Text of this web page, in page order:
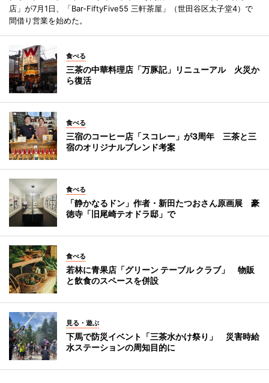
店」が7月1日、「Bar-FiftyFive55 三軒茶屋」（世田谷区太子堂4）で
間借り営業を始めた。
食べる
三茶の中華料理店「万豚記」リニューアル 火災か
ら復活
食べる
三宿のコーヒー店「スコレー」が3周年 三茶と三
宿のオリジナルブレンド考案
食べる
「静かなるドン」作者・新田たつおさん原画展 豪
徳寺「旧尾崎テオドラ邸」で
食べる
若林に青果店「グリーン テーブル クラブ」 物販
と飲食のスペースを併設
見る・遊ぶ
下馬で防災イベント「三茶水かけ祭り」 災害時給
水ステーションの周知目的に